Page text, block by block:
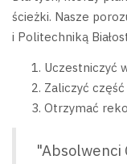
ścieżki. Nasze
i Politechniką
Uczestniczyć
Zaliczyć
Otrzymać
"Absolwenci